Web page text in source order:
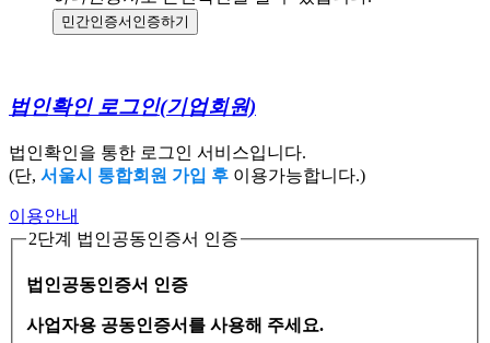
민간인증서 인증하기
법인확인 로그인(기업회원)
법인확인을 통한 로그인 서비스입니다.
(단, 서울시 통합회원 가입 후 이용가능합니다.)
이용안내
2단계 법인공동인증서 인증
법인공동인증서 인증
사업자용 공동인증서를 사용해 주세요.